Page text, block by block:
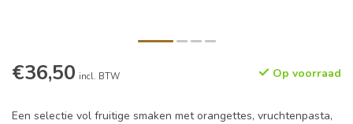
€36,50 incl. BTW Op voorraad
Een selectie vol fruitige smaken met orangettes, vruchtenpasta,